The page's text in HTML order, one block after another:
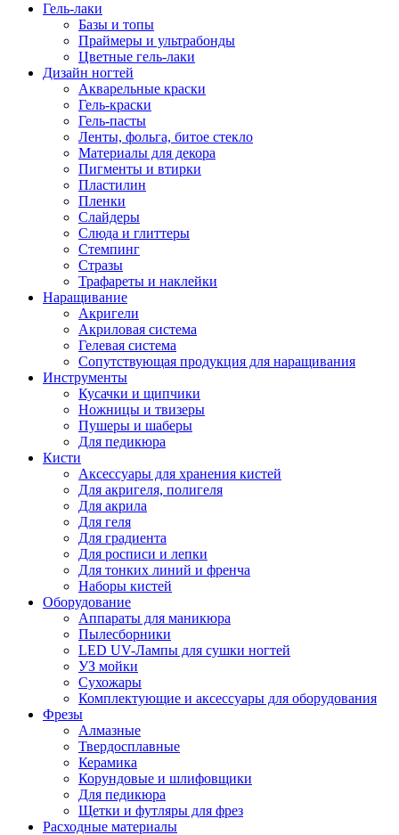
Гель-лаки
Базы и топы
Праймеры и ультрабонды
Цветные гель-лаки
Дизайн ногтей
Акварельные краски
Гель-краски
Гель-пасты
Ленты, фольга, битое стекло
Материалы для декора
Пигменты и втирки
Пластилин
Пленки
Слайдеры
Слюда и глиттеры
Стемпинг
Стразы
Трафареты и наклейки
Наращивание
Акригели
Акриловая система
Гелевая система
Сопутствующая продукция для наращивания
Инструменты
Кусачки и щипчики
Ножницы и твизеры
Пушеры и шаберы
Для педикюра
Кисти
Аксессуары для хранения кистей
Для акригеля, полигеля
Для акрила
Для геля
Для градиента
Для росписи и лепки
Для тонких линий и френча
Наборы кистей
Оборудование
Аппараты для маникюра
Пылесборники
LED UV-Лампы для сушки ногтей
УЗ мойки
Сухожары
Комплектующие и аксессуары для оборудования
Фрезы
Алмазные
Твердосплавные
Керамика
Корундовые и шлифовщики
Для педикюра
Щетки и футляры для фрез
Расходные материалы